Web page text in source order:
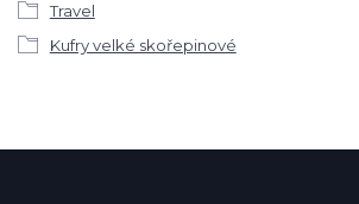
Travel
Kufry velké skořepinové